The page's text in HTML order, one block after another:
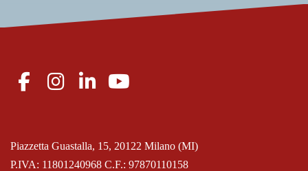
P.IVA: 11801240968 C.F.: 97870110158
Piazzetta Guastalla, 15, 20122 Milano (MI)